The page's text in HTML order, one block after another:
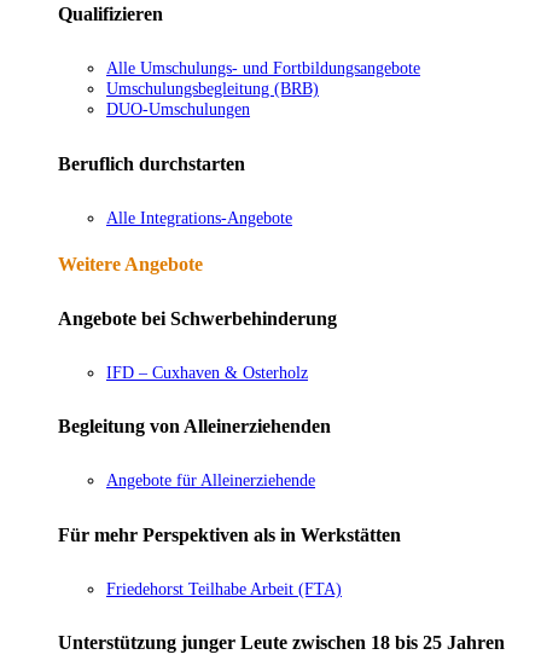
Qualifizieren
Alle Umschulungs- und Fortbildungsangebote
Umschulungsbegleitung (BRB)
DUO-Umschulungen
Beruflich durchstarten
Alle Integrations-Angebote
Weitere Angebote
Angebote bei Schwerbehinderung
IFD – Cuxhaven & Osterholz
Begleitung von Alleinerziehenden
Angebote für Alleinerziehende
Für mehr Perspektiven als in Werkstätten
Friedehorst Teilhabe Arbeit (FTA)
Unterstützung junger Leute zwischen 18 bis 25 Jahren